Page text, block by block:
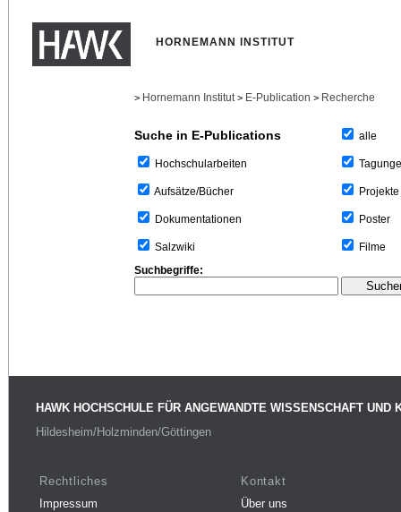
HORNEMANN INSTITUT
> Hornemann Institut > E-Publication > Recherche
Suche in E-Publications
Hochschularbeiten
Aufsätze/Bücher
Dokumentationen
Salzwiki
alle
Projekte
Poster
Filme
Suchbegriffe:
HAWK HOCHSCHULE FÜR ANGEWANDTE WISSENSCHAFT UND
Hildesheim/Holzminden/Göttingen
Rechtliches
Impressum
Kontakt
Über uns